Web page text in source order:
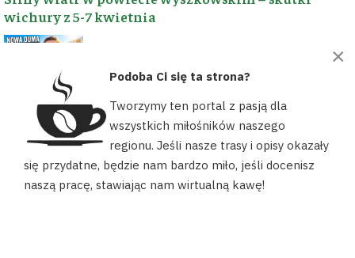
wichury z 5-7 kwietnia
Siłownia plenerowa i plac zabaw przy OS-W w
Wyszkowie – Nowa przestrzeń dla społeczności
lokalnej
☕Postaw
Dorzuć się
przez Suppi
ŚLEDŹ NAS NA
Nasz portal używa plików cookies, aby ułatwić Ci korzystanie z
naszych zasobów, dopasować treści do Twoich potrzeb oraz w
celach statystycznych. Możesz określić warunki przechowywania
×
Podoba Ci się ta strona?
Tworzymy ten portal z pasją dla
wszystkich miłośników naszego
regionu. Jeśli nasze trasy i opisy okazały
się przydatne, będzie nam bardzo miło, jeśli docenisz
naszą pracę, stawiając nam wirtualną kawę!